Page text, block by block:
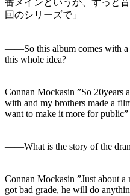
番メインというか、ずっと
回のシリーズで」
――So this album comes with a
this whole idea?
Connan Mockasin ”So 20years
with and my brothers made a
want to make it more for public”
――What is the story of the
Connan Mockasin ”Just about a
got bad grade, he will do